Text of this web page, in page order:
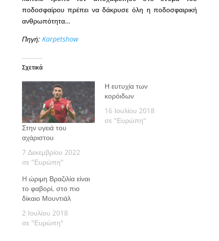
ποδοσφαίρου πρέπει να δάκρυσε όλη η ποδοσφαιρική
ανθρωπότητα…
Πηγή: Karpetshow
Σχετικά
Στην υγειά του
αχάριστου
7 Δεκεμβρίου 2022
σε "Ευρώπη"
Η ευτυχία των
κορόιδων
16 Ιουλίου 2018
σε "Ευρώπη"
H ώριμη Βραζιλία είναι
το φαβορί, στο πιο
δίκαιο Μουντιάλ
2 Ιουλίου 2018
σε "Ευρώπη"